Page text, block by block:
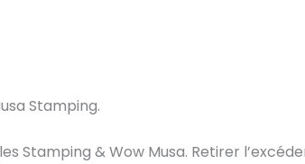
Stamping.
Stamping & Wow Musa. Retirer